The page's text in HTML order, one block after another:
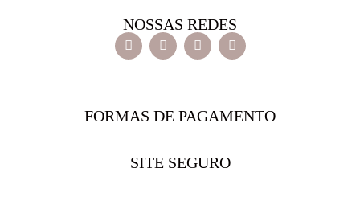
NOSSAS REDES
FORMAS DE PAGAMENTO
SITE SEGURO